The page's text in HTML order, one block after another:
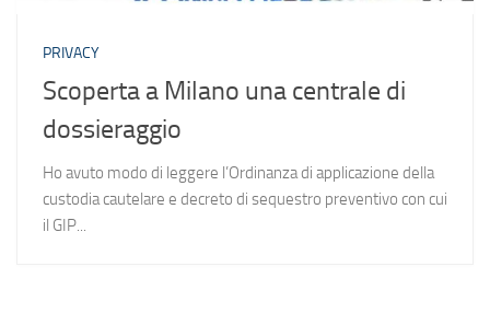
PRIVACY
Scoperta a Milano una centrale di
dossieraggio
Ho avuto modo di leggere l’Ordinanza di applicazione della
custodia cautelare e decreto di sequestro preventivo con cui
il GIP...